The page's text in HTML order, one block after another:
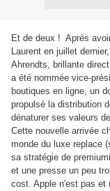
Et de deux ! Après
Laurent en juillet
Ahrendts, brillante
a été nommée vice-
boutiques en ligne, un
propulsé la distribution
dénaturer ses valeurs
Cette nouvelle arrivée
monde du luxe replace
sa stratégie de
et une presse un peu
cost. Apple n'est pas et